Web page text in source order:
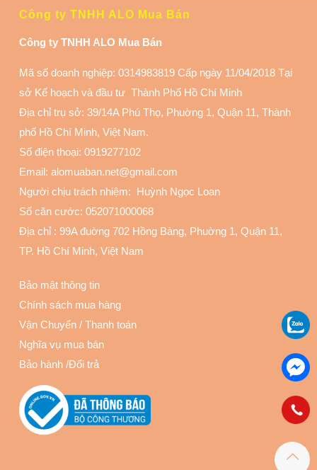
Công ty TNHH ALO Mua Bán
Công ty TNHH ALO Mua Bán
Mã số doanh nghiệp: 0314983819 Cấp ngày 11/04/2018 Tại
sở Kế hoạch và đầu tư Thành Phố Hồ Chí Minh
Địa chỉ trụ sở: 39/14A Phú Thọ, Phuờng 1, Quận 11, Thành
phố Hồ Chí Minh, Việt Nam.
Số điện thoại: 0919277102
Email: alomuaban.net@gmail.com
Người chịu trách nhiệm: Huỳnh Ngọc Loan
Số căn cước: 052071000068
Địa chỉ : 99A đuờng 702 Hồng Bàng, Phuờng 1, Quận 11,
TP. Hồ Chí Minh, Việt Nam
Bảo mật thông tin
Chính sách mua hàng
Vận Chuyển / Thanh toán
Nghĩa vụ mua bán
Bảo hành /Đổi trả